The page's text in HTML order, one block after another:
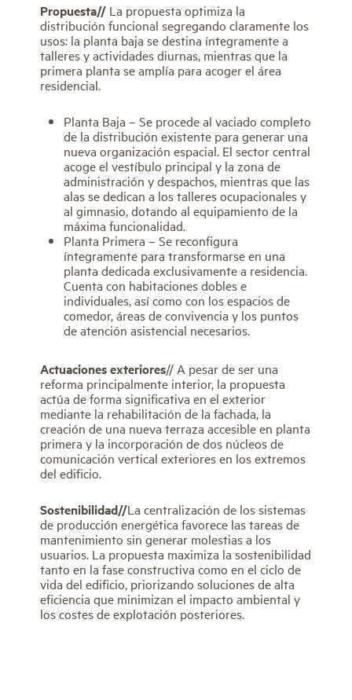
Propuesta// La propuesta optimiza la
distribución funcional segregando claramente los
usos: la planta baja se destina íntegramente a
talleres y actividades diurnas, mientras que la
primera planta se amplía para acoger el área
residencial.
Planta Baja – Se procede al vaciado completo
de la distribución existente para generar una
nueva organización espacial. El sector central
acoge el vestíbulo principal y la zona de
administración y despachos, mientras que las
alas se dedican a los talleres ocupacionales y
al gimnasio, dotando al equipamiento de la
máxima funcionalidad.
Planta Primera – Se reconfigura
íntegramente para transformarse en una
planta dedicada exclusivamente a residencia.
Cuenta con habitaciones dobles e
individuales, así como con los espacios de
comedor, áreas de convivencia y los puntos
de atención asistencial necesarios.
Actuaciones exteriores// A pesar de ser una
reforma principalmente interior, la propuesta
actúa de forma significativa en el exterior
mediante la rehabilitación de la fachada, la
creación de una nueva terraza accesible en planta
primera y la incorporación de dos núcleos de
comunicación vertical exteriores en los extremos
del edificio.
Sostenibilidad//La centralización de los sistemas
de producción energética favorece las tareas de
mantenimiento sin generar molestias a los
usuarios. La propuesta maximiza la sostenibilidad
tanto en la fase constructiva como en el ciclo de
vida del edificio, priorizando soluciones de alta
eficiencia que minimizan el impacto ambiental y
los costes de explotación posteriores.